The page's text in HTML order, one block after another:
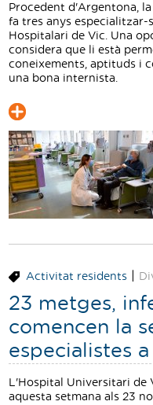
Procedent d'Argentona,
fa tres anys especialitzar-
Hospitalari de Vic. Una
considera que li està
coneixements, aptituds i
una bona internista.
Activitat residents|
23 metges,
comencen la
especialistes a
L'Hospital Universitari de
aquesta setmana als 23